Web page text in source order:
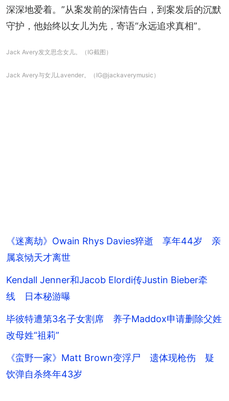
深深地爱着。”从案发前的深情告白，到案发后的沉默
守护，他始终以女儿为先，寄语“永远追求真相”。
Jack Avery发文思念女儿。（IG截图）
Jack Avery与女儿Lavender。（IG@jackaverymusic）
《迷离劫》Owain Rhys Davies猝逝 享年44岁 亲
属哀恸天才离世
Kendall Jenner和Jacob Elordi传Justin Bieber牵
线 日本秘游曝
毕彼特遭第3名子女割席 养子Maddox申请删除父姓
改母姓“祖莉”
《蛮野一家》Matt Brown变浮尸 遗体现枪伤 疑
饮弹自杀终年43岁